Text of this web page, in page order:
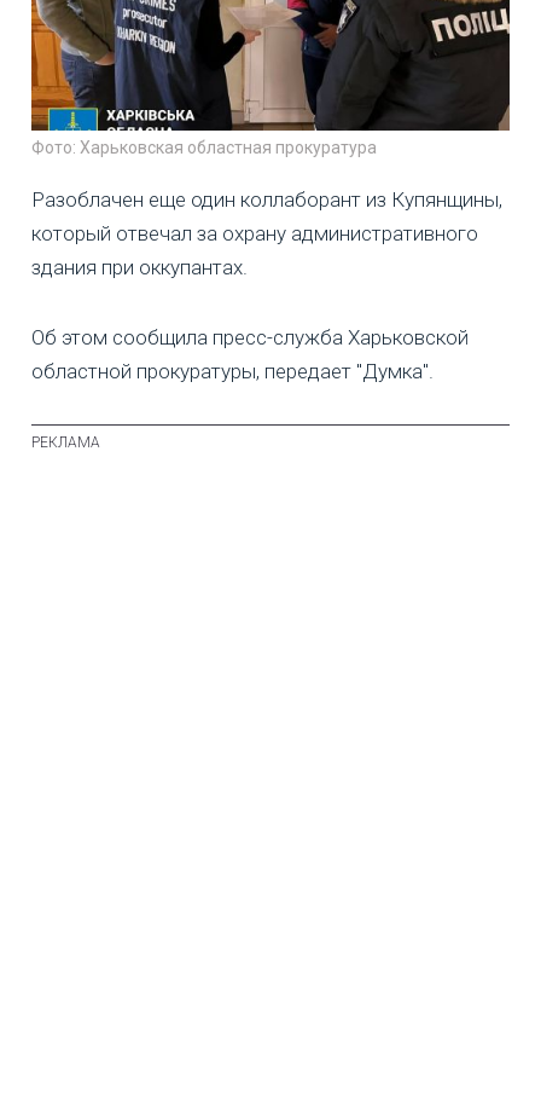
Фото: Харьковская областная прокуратура
Разоблачен еще один коллаборант из Купянщины,
который отвечал за охрану административного
здания при оккупантах.
Об этом сообщила пресс-служба Харьковской
областной прокуратуры, передает "Думка".